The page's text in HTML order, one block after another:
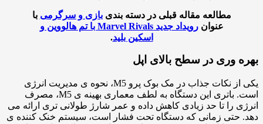
مطالعه مقاله قبلی در دسته بندیبازی و سرگرمیبا
عنوان
رویداد جدید Marvel Rivals با تم هالووین و
اسکین بلید.
وری در سطح بالای اپل
یکی از نکات جذاب در مک بوک پرو M5، نحوه ی مدیریت انرژی
است. باتری این دستگاه به لطف معماری بهینه ی M5، مصرف
را تا حد زیادی کاهش داده و عمر شارژ طولانی تری ارائه می
حتی زمانی که دستگاه تحت فشار است، سیستم خنک کننده ی